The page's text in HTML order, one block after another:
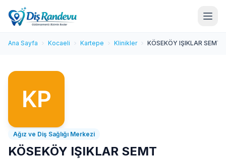
Ana Sayfa Kocaeli Kartepe Klinikler KÖSEKÖY IŞIKLAR SEMT
Ağız ve Diş Sağlığı Merkezi
KÖSEKÖY IŞIKLAR SEMT